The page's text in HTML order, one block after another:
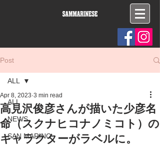
Post
ALL
NEWS
SAN MARINO
ALL
高見沢俊彦さんが描いた少彦名
命（スクナヒコナノミコト）の
キャラクターがラベルに。
Apr 8, 2023 3 min read